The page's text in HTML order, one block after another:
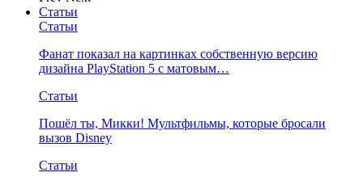
Статьи
Статьи
Фанат показал на картинках собственную версию
дизайна PlayStation 5 с матовым…
Статьи
Пошёл ты, Микки! Мультфильмы, которые бросали
вызов Disney
Статьи